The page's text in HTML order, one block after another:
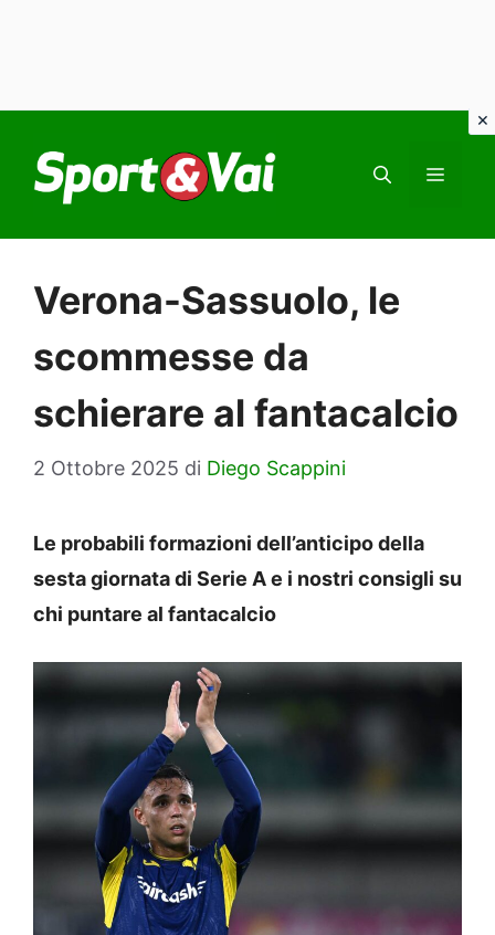
contenuto
Verona-Sassuolo, le
scommesse da
schierare al fantacalcio
2 Ottobre 2025 di Diego Scappini
Le probabili formazioni dell’anticipo della
sesta giornata di Serie A e i nostri consigli su
chi puntare al fantacalcio